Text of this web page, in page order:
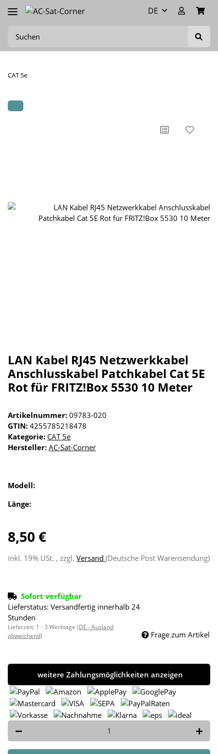
DE
CAT 5e
LAN Kabel RJ45 Netzwerkkabel
Anschlusskabel Patchkabel Cat 5E
Rot für FRITZ!Box 5530 10 Meter
Artikelnummer: 09783-020
GTIN: 4255785218478
Kategorie: CAT 5e
Hersteller: AC-Sat-Corner
Modell:
Länge:
8,50 €
inkl. 19% USt. , zzgl. Versand (Deutsche Post Warensendung)
Sofort verfügbar
Lieferstatus: Versandfertig innerhalb 24
Stunden
Lieferzeit: 1 - 3 Werktage (DE - Ausland
abweichend)
Frage zum Artikel
weitere Zahlungsmöglichkeiten anzeigen